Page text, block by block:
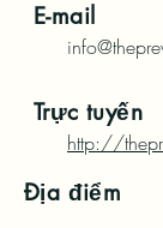
E-mail
Trực tuyến
http://
Địa điểm